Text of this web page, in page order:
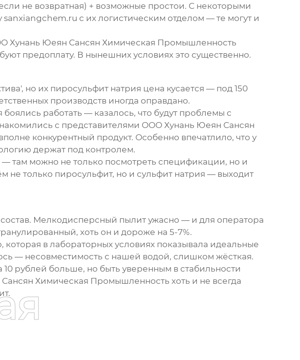
не возвратная) + возможные простои. С некоторыми
с их логистическим отделом — те могут и
Хунань Юеян Сансян Химическая Промышленность
предоплату. В нынешних условиях это существенно.
но их пиросульфит натрия цена кусается — под 150
производств иногда оправдано.
работать — казалось, что будут проблемы с
с представителями OOO Хунань Юеян Сансян
конкурентный продукт. Особенно впечатлило, что у
держат под контролем.
там можно не только посмотреть спецификации, но и
только пиросульфит, но и сульфит натрия — выходит
Мелкодисперсный пылит ужасно — и для оператора
хоть он и дороже на 5-7%.
которая в лабораторных условиях показывала идеальные
— несовместимость с нашей водой, слишком жёсткая.
рублей больше, но быть уверенным в стабильности
Химическая Промышленность хоть и не всегда